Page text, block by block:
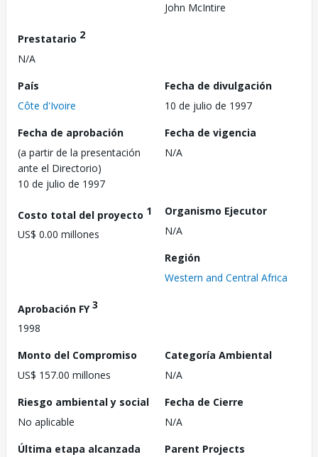
John McIntire
Prestatario 2
N/A
País
Côte d'Ivoire
Fecha de divulgación
10 de julio de 1997
Fecha de aprobación
(a partir de la presentación
ante el Directorio)
10 de julio de 1997
Fecha de vigencia
N/A
Costo total del proyecto 1
US$ 0.00 millones
Organismo Ejecutor
N/A
Región
Western and Central Africa
Aprobación FY3
1998
Monto del Compromiso
US$ 157.00 millones
Categoría Ambiental
N/A
Riesgo ambiental y social
No aplicable
Fecha de Cierre
N/A
Última etapa alcanzada
Parent Projects